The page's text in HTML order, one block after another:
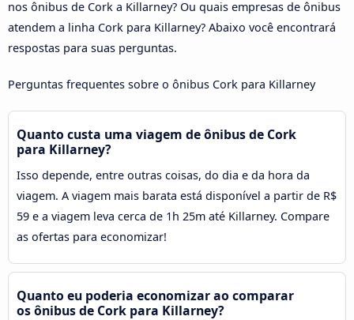
nos ônibus de Cork a Killarney? Ou quais empresas de ônibus
atendem a linha Cork para Killarney? Abaixo você encontrará
respostas para suas perguntas.
Perguntas frequentes sobre o ônibus Cork para Killarney
Quanto custa uma viagem de ônibus de Cork
para Killarney?
Isso depende, entre outras coisas, do dia e da hora da
viagem. A viagem mais barata está disponível a partir de R$
59 e a viagem leva cerca de 1h 25m até Killarney. Compare
as ofertas para economizar!
Quanto eu poderia economizar ao comparar
os ônibus de Cork para Killarney?